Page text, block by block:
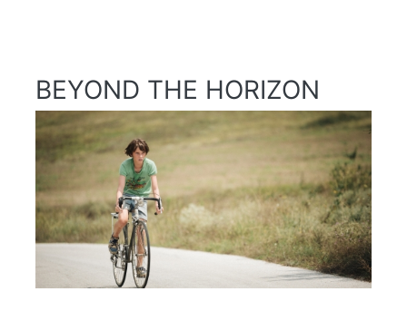
BEYOND THE HORIZON